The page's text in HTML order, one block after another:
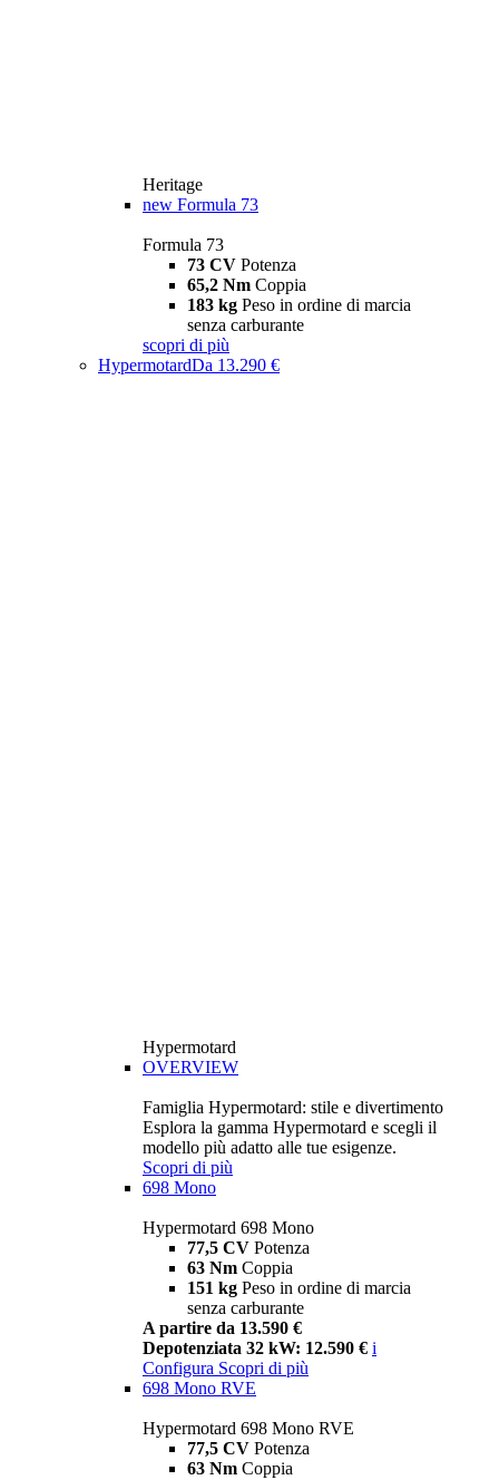
Heritage
new Formula 73
Formula 73
73 CV Potenza
65,2 Nm Coppia
183 kg Peso in ordine di marcia
senza carburante
scopri di più
HypermotardDa 13.290 €
Hypermotard
OVERVIEW
Famiglia Hypermotard: stile e divertimento
Esplora la gamma Hypermotard e scegli il
modello più adatto alle tue esigenze.
Scopri di più
698 Mono
Hypermotard 698 Mono
77,5 CV Potenza
63 Nm Coppia
151 kg Peso in ordine di marcia
senza carburante
A partire da 13.590 €
Depotenziata 32 kW: 12.590 € i
Configura Scopri di più
698 Mono RVE
Hypermotard 698 Mono RVE
77,5 CV Potenza
63 Nm Coppia